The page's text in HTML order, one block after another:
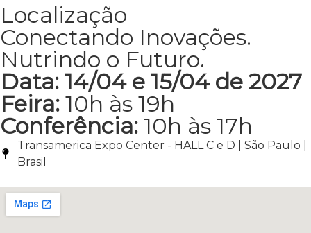
Localização
Conectando Inovações.
Nutrindo o Futuro.
Data: 14/04 e 15/04 de 2027
Feira: 10h às 19h
Conferência: 10h às 17h
Transamerica Expo Center - HALL C e D | São Paulo |
Brasil